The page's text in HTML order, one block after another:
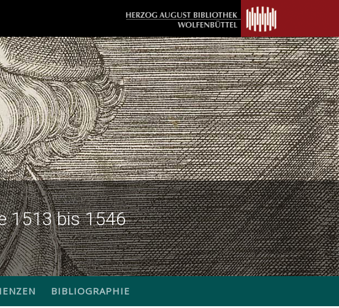
1513 bis 1546
BIBLIOGRAPHIE